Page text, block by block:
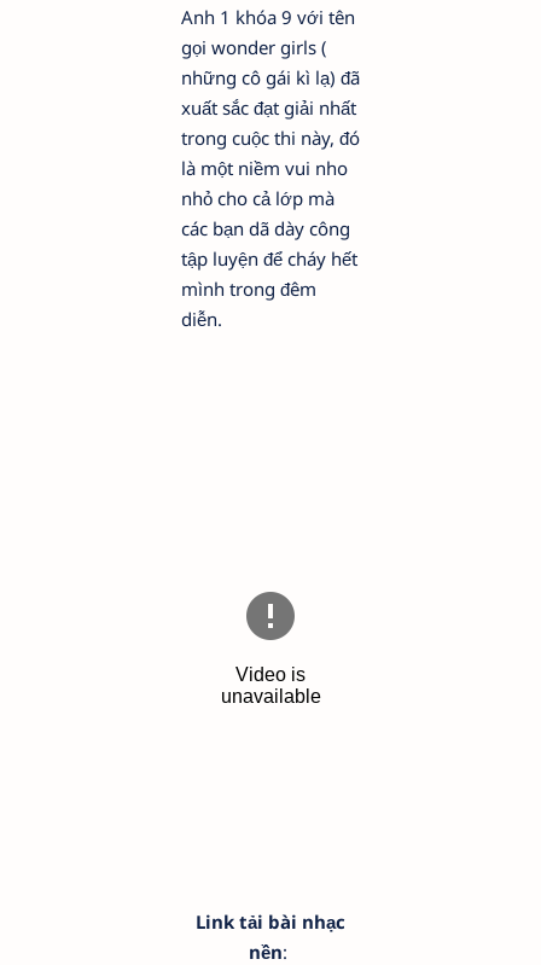
Anh 1 khóa 9 với tên
gọi wonder girls (
những cô gái kì lạ) đã
xuất sắc đạt giải nhất
trong cuộc thi này, đó
là một niềm vui nho
nhỏ cho cả lớp mà
các bạn dã dày công
tập luyện để cháy hết
mình trong đêm
diễn.
Link tải bài nhạc
nền: